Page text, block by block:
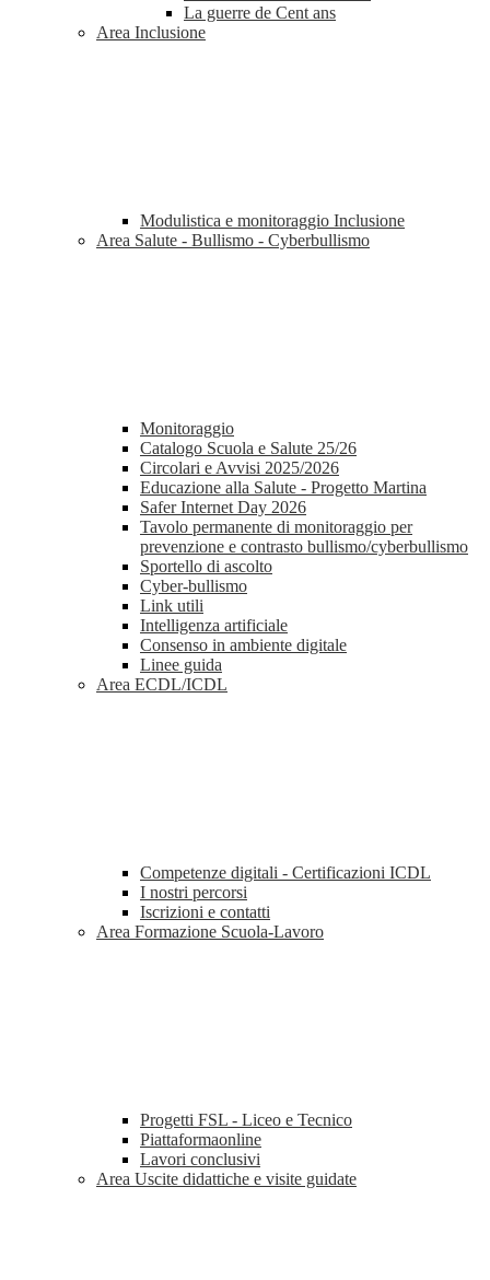
La guerre de Cent ans
Area Inclusione
Modulistica e monitoraggio Inclusione
Area Salute - Bullismo - Cyberbullismo
Monitoraggio
Catalogo Scuola e Salute 25/26
Circolari e Avvisi 2025/2026
Educazione alla Salute - Progetto Martina
Safer Internet Day 2026
Tavolo permanente di monitoraggio per
prevenzione e contrasto bullismo/cyberbullismo
Sportello di ascolto
Cyber-bullismo
Link utili
Intelligenza artificiale
Consenso in ambiente digitale
Linee guida
Area ECDL/ICDL
Competenze digitali - Certificazioni ICDL
I nostri percorsi
Iscrizioni e contatti
Area Formazione Scuola-Lavoro
Progetti FSL - Liceo e Tecnico
Piattaformaonline
Lavori conclusivi
Area Uscite didattiche e visite guidate